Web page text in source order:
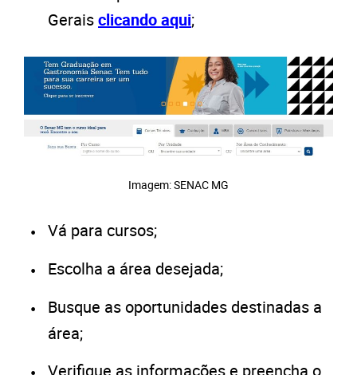
Geraisclicando aqui;
Imagem: SENAC MG
Vá para cursos;
Escolha a área desejada;
Busque as oportunidades destinadas a
área;
Verifique as informações e preencha o